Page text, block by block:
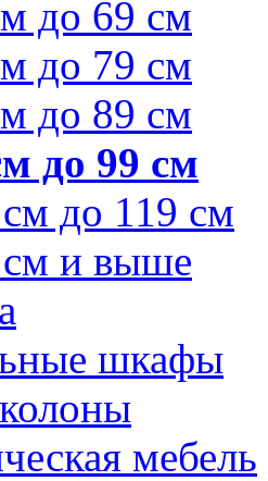
до 69 см
до 79 см
до 89 см
до 99 см
до 119 см
см и выше
шкафы
мебель